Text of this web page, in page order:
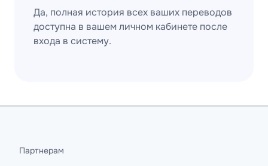
Да, полная история всех ваших переводов
доступна в вашем личном кабинете после
входа в систему.
Партнерам